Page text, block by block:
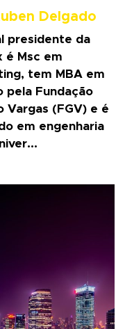
Delgado
presidente da
é Msc em
tem MBA em
pela Fundação
Vargas (FGV) e é
em engenharia